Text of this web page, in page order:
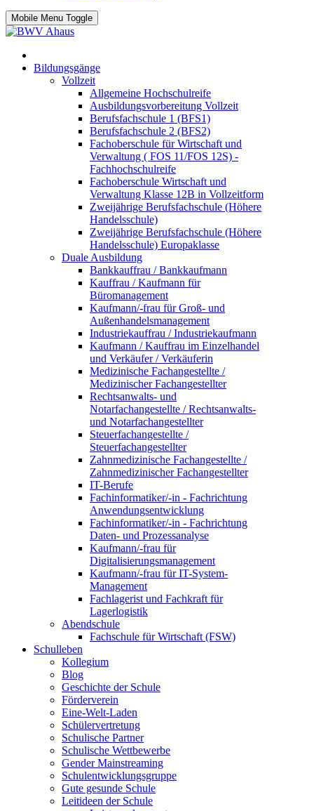
Mobile Menu Toggle
Bildungsgänge
Vollzeit
Allgemeine Hochschulreife
Ausbildungsvorbereitung Vollzeit
Berufsfachschule 1 (BFS1)
Berufsfachschule 2 (BFS2)
Fachoberschule für Wirtschaft und
Verwaltung ( FOS 11/FOS 12S) -
Fachhochschulreife
Fachoberschule Wirtschaft und
Verwaltung Klasse 12B in Vollzeitform
Zweijährige Berufsfachschule (Höhere
Handelsschule)
Zweijährige Berufsfachschule (Höhere
Handelsschule) Europaklasse
Duale Ausbildung
Bankkauffrau / Bankkaufmann
Kauffrau / Kaufmann für
Büromanagement
Kaufmann/-frau für Groß- und
Außenhandelsmanagement
Industriekauffrau / Industriekaufmann
Kaufmann / Kauffrau im Einzelhandel
und Verkäufer / Verkäuferin
Medizinische Fachangestellte /
Medizinischer Fachangestellter
Rechtsanwalts- und
Notarfachangestellte / Rechtsanwalts-
und Notarfachangestellter
Steuerfachangestellte /
Steuerfachangestellter
Zahnmedizinische Fachangestellte /
Zahnmedizinischer Fachangestellter
IT-Berufe
Fachinformatiker/-in - Fachrichtung
Anwendungsentwicklung
Fachinformatiker/-in - Fachrichtung
Daten- und Prozessanalyse
Kaufmann/-frau für
Digitalisierungsmanagement
Kaufmann/-frau für IT-System-
Management
Fachlagerist und Fachkraft für
Lagerlogistik
Abendschule
Fachschule für Wirtschaft (FSW)
Schulleben
Kollegium
Blog
Geschichte der Schule
Förderverein
Eine-Welt-Laden
Schülervertretung
Schulische Partner
Schulische Wettbewerbe
Gender Mainstreaming
Schulentwicklungsgruppe
Gute gesunde Schule
Leitideen der Schule